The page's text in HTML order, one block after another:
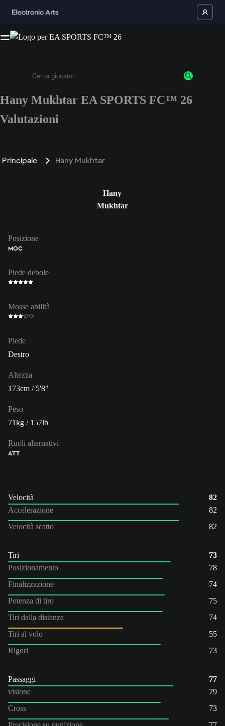
Inserisci un minimo di 3 caratteri o numeri.
Hany Mukhtar EA SPORTS FC™ 26
Valutazioni
Principale Hany Mukhtar
Hany
Mukhtar
Posizione
MOC
Piede debole
Mosse abilità
Piede
Destro
Altezza
173cm / 5'8"
Peso
71kg / 157lb
Ruoli alternativi
ATT
Velocità
82
Accelerazione
82
Velocità scatto
82
Tiri
73
Posizionamento
78
Finalizzazione
74
Potenza di tiro
75
Tiri dalla distanza
74
Tiri al volo
55
Rigori
73
Passaggi
77
visione
79
Cross
73